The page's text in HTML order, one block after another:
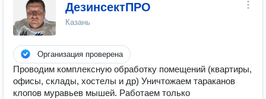
ДезинсектПРО
Казань
Организация проверена
Проводим комплексную обработку помещений (квартиры,
офисы, склады, хостелы и др) Уничтожаем тараканов
клопов муравьев мышей. Работаем только